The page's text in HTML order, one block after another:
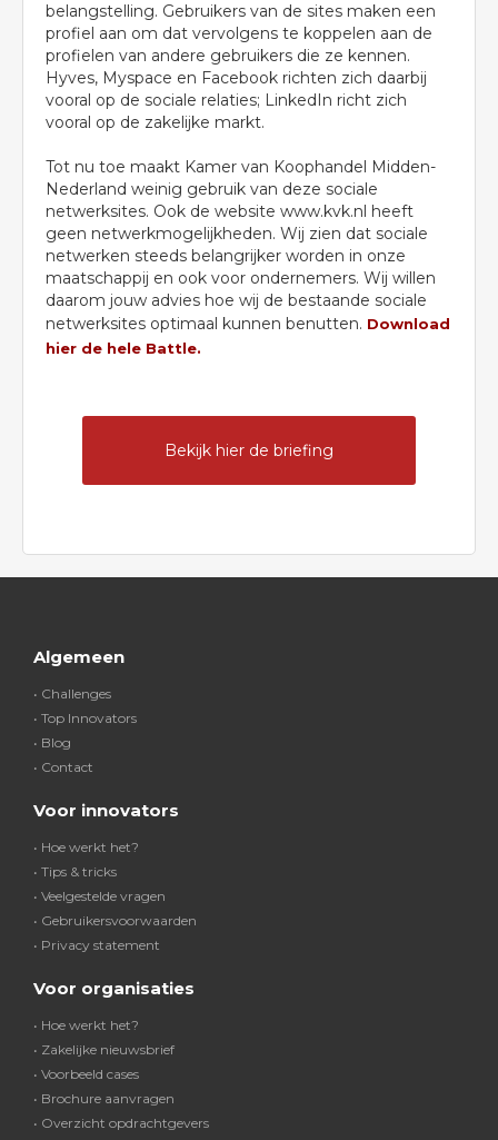
belangstelling. Gebruikers van de sites maken een
profiel aan om dat vervolgens te koppelen aan de
profielen van andere gebruikers die ze kennen.
Hyves, Myspace en Facebook richten zich daarbij
vooral op de sociale relaties; LinkedIn richt zich
vooral op de zakelijke markt.
Tot nu toe maakt Kamer van Koophandel Midden-
Nederland weinig gebruik van deze sociale
netwerksites. Ook de website www.kvk.nl heeft
geen netwerkmogelijkheden. Wij zien dat sociale
netwerken steeds belangrijker worden in onze
maatschappij en ook voor ondernemers. Wij willen
daarom jouw advies hoe wij de bestaande sociale
netwerksites optimaal kunnen benutten. Download
hier de hele Battle.
Bekijk hier de briefing
Algemeen
• Challenges
• Top Innovators
• Blog
• Contact
Voor innovators
• Hoe werkt het?
• Tips & tricks
• Veelgestelde vragen
• Gebruikersvoorwaarden
• Privacy statement
Voor organisaties
• Hoe werkt het?
• Zakelijke nieuwsbrief
• Voorbeeld cases
• Brochure aanvragen
• Overzicht opdrachtgevers